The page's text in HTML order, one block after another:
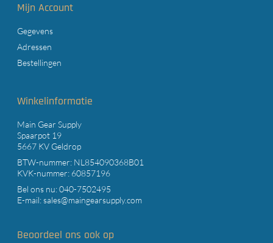
Mijn Account
Gegevens
Adressen
Bestellingen
Winkelinformatie
Main Gear Supply
Spaarpot 19
5667 KV Geldrop
BTW-nummer: NL854090368B01
KVK-nummer: 60857196
Bel ons nu:040-7502495
E-mail:sales@maingearsupply.com
Beoordeel ons ook op